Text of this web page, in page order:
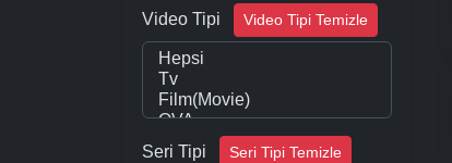
Video Tipi Video Tipi Temizle
Seri Tipi Seri Tipi Temizle